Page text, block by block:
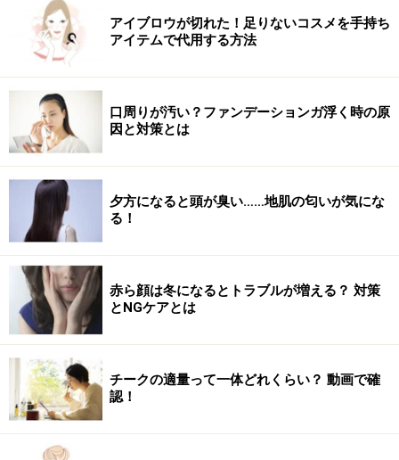
アイブロウが切れた！足りないコスメを手持ち
アイテムで代用する方法
口周りが汚い？ファンデーションガ浮く時の原
因と対策とは
夕方になると頭が臭い……地肌の匂いが気にな
る！
赤ら顔は冬になるとトラブルが増える？ 対策
とNGケアとは
チークの適量って一体どれくらい？ 動画で確
認！